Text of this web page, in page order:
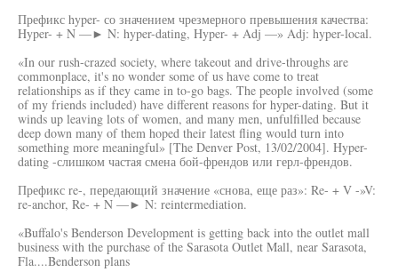
Префикс hyper- со значением чрезмерного превышения качества:
Hyper- + N —► N: hyper-dating, Hyper- + Adj —» Adj: hyper-local.
«In our rush-crazed society, where takeout and drive-throughs are
commonplace, it's no wonder some of us have come to treat
relationships as if they came in to-go bags. The people involved (some
of my friends included) have different reasons for hyper-dating. But it
winds up leaving lots of women, and many men, unfulfilled because
deep down many of them hoped their latest fling would turn into
something more meaningful» [The Denver Post, 13/02/2004]. Hyper-
dating -слишком частая смена бой-френдов или герл-френдов.
Префикс re-, передающий значение «снова, еще раз»: Re- + V -»V:
re-anchor, Re- + N —► N: reintermediation.
«Buffalo's Benderson Development is getting back into the outlet mall
business with the purchase of the Sarasota Outlet Mall, near Sarasota,
Fla....Benderson plans